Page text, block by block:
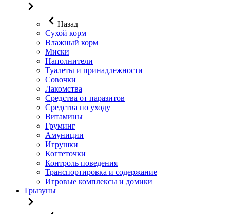
Назад
Сухой корм
Влажный корм
Миски
Наполнители
Туалеты и принадлежности
Совочки
Лакомства
Средства от паразитов
Средства по уходу
Витамины
Груминг
Амуниции
Игрушки
Когтеточки
Контроль поведения
Транспортировка и содержание
Игровые комплексы и домики
Грызуны